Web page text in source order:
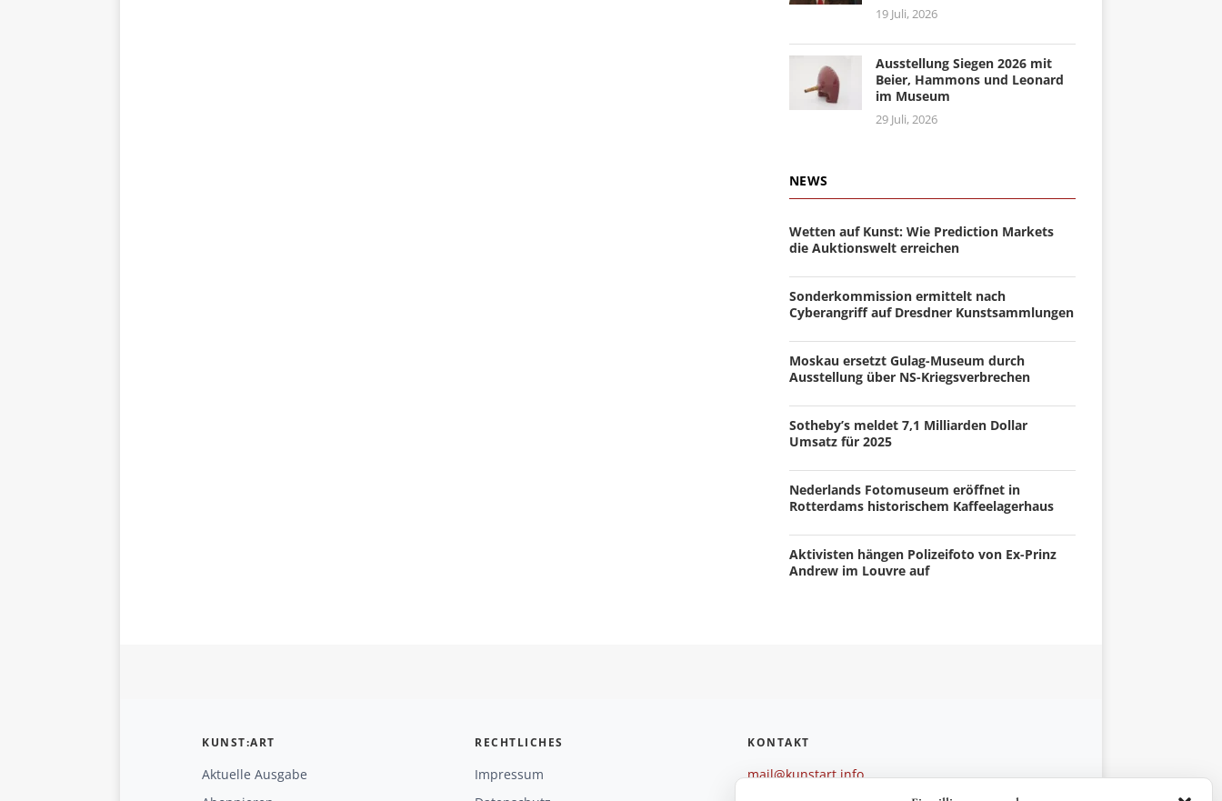
19 Juli, 2026
Ausstellung Siegen 2026 mit
Beier, Hammons und Leonard
im Museum
29 Juli, 2026
NEWS
Wetten auf Kunst: Wie Prediction Markets
die Auktionswelt erreichen
Sonderkommission ermittelt nach
Cyberangriff auf Dresdner Kunstsammlungen
Moskau ersetzt Gulag-Museum durch
Ausstellung über NS-Kriegsverbrechen
Sotheby’s meldet 7,1 Milliarden Dollar
Umsatz für 2025
Nederlands Fotomuseum eröffnet in
Rotterdams historischem Kaffeelagerhaus
Aktivisten hängen Polizeifoto von Ex-Prinz
Andrew im Louvre auf
KUNST:ART
Aktuelle Ausgabe
RECHTLICHES
Impressum
KONTAKT
mail@kunstart.info